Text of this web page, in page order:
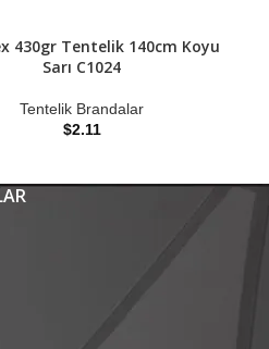
430gr Tentelik 140cm Koyu
Sarı C1024
Tentelik Brandalar
$2.11